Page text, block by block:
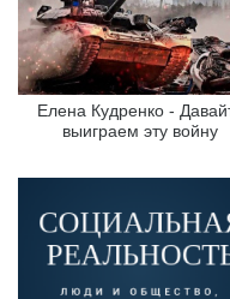
Елена Кудренко -
выиграем эту войну